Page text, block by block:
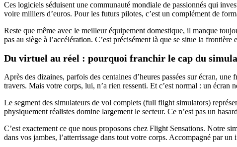
Ces logiciels séduisent une communauté mondiale de passionnés qui
voire milliers d’euros. Pour les futurs pilotes, c’est un complément de
Reste que même avec le meilleur équipement domestique, il manque
pas au siège à l’accélération. C’est précisément là que se situe la frontière
Du virtuel au réel : pourquoi franchir le cap du
Après des dizaines, parfois des centaines d’heures passées sur écran,
travers. Mais votre corps, lui, n’a rien ressenti. Et c’est normal : un écran
Le segment des simulateurs de vol complets (full flight simulators)
physiquement réalistes domine largement le secteur. Ce n’est pas un
C’est exactement ce que nous proposons chez Flight Sensations. Notre
dans vos jambes, l’atterrissage dans tout votre corps. Accompagné par